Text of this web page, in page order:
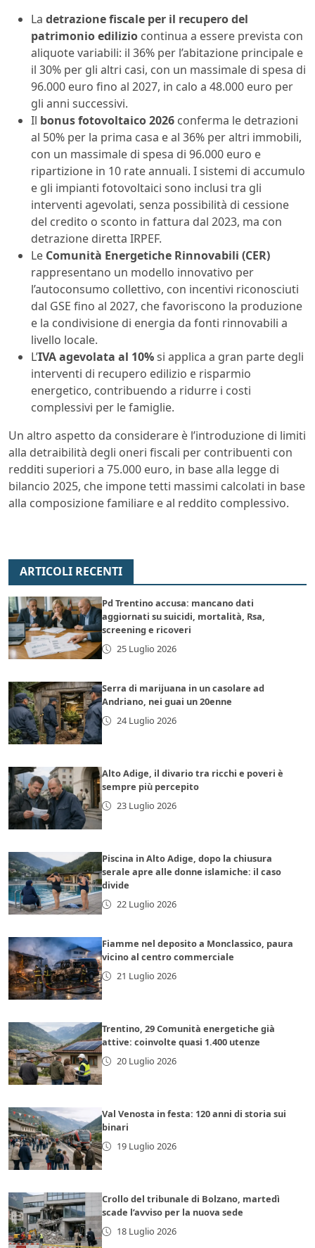
La detrazione fiscale per il recupero del
patrimonio edilizio continua a essere prevista con
aliquote variabili: il 36% per l’abitazione principale e
il 30% per gli altri casi, con un massimale di spesa di
96.000 euro fino al 2027, in calo a 48.000 euro per
gli anni successivi.
Il bonus fotovoltaico 2026 conferma le detrazioni
al 50% per la prima casa e al 36% per altri immobili,
con un massimale di spesa di 96.000 euro e
ripartizione in 10 rate annuali. I sistemi di accumulo
e gli impianti fotovoltaici sono inclusi tra gli
interventi agevolati, senza possibilità di cessione
del credito o sconto in fattura dal 2023, ma con
detrazione diretta IRPEF.
Le Comunità Energetiche Rinnovabili (CER)
rappresentano un modello innovativo per
l’autoconsumo collettivo, con incentivi riconosciuti
dal GSE fino al 2027, che favoriscono la produzione
e la condivisione di energia da fonti rinnovabili a
livello locale.
L’IVA agevolata al 10%si applica a gran parte degli
interventi di recupero edilizio e risparmio
energetico, contribuendo a ridurre i costi
complessivi per le famiglie.
Un altro aspetto da considerare è l’introduzione di limiti
alla detraibilità degli oneri fiscali per contribuenti con
redditi superiori a 75.000 euro, in base alla legge di
bilancio 2025, che impone tetti massimi calcolati in base
alla composizione familiare e al reddito complessivo.
ARTICOLI RECENTI
Pd Trentino accusa: mancano dati
aggiornati su suicidi, mortalità, Rsa,
screening e ricoveri
25 Luglio 2026
Serra di marijuana in un casolare ad
Andriano, nei guai un 20enne
24 Luglio 2026
Alto Adige, il divario tra ricchi e poveri è
sempre più percepito
23 Luglio 2026
Piscina in Alto Adige, dopo la chiusura
serale apre alle donne islamiche: il caso
divide
22 Luglio 2026
Fiamme nel deposito a Monclassico, paura
vicino al centro commerciale
21 Luglio 2026
Trentino, 29 Comunità energetiche già
attive: coinvolte quasi 1.400 utenze
20 Luglio 2026
Val Venosta in festa: 120 anni di storia sui
binari
19 Luglio 2026
Crollo del tribunale di Bolzano, martedì
scade l’avviso per la nuova sede
18 Luglio 2026